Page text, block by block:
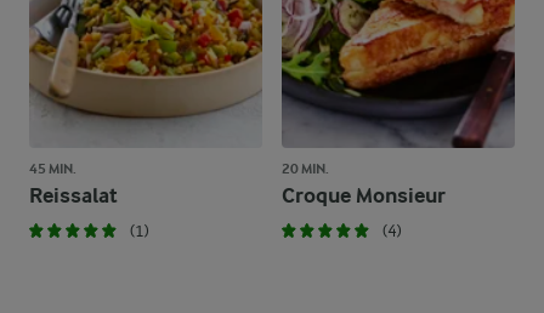
45 MIN.
Reissalat
(1)
20 MIN.
Croque Monsieur
(4)